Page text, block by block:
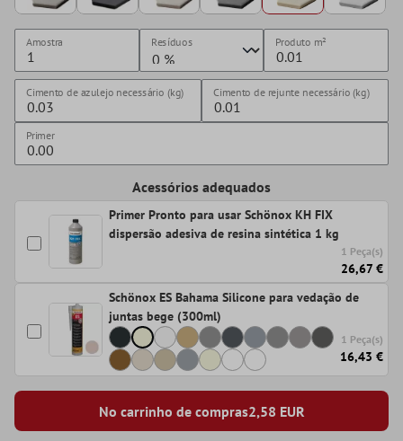
Amostra Resíduos Produto m²
Cimento de azulejo necessário (kg) Cimento de rejunte necessário (kg)
Primer
Acessórios adequados
Primer Pronto para usar Schönox KH FIX
dispersão adesiva de resina sintética 1 kg
1 Peça(s)
26,67 €
Schönox ES Bahama Silicone para vedação de
juntas bege (300ml)
1 Peça(s)
16,43 €
No carrinho de compras2,58 EUR